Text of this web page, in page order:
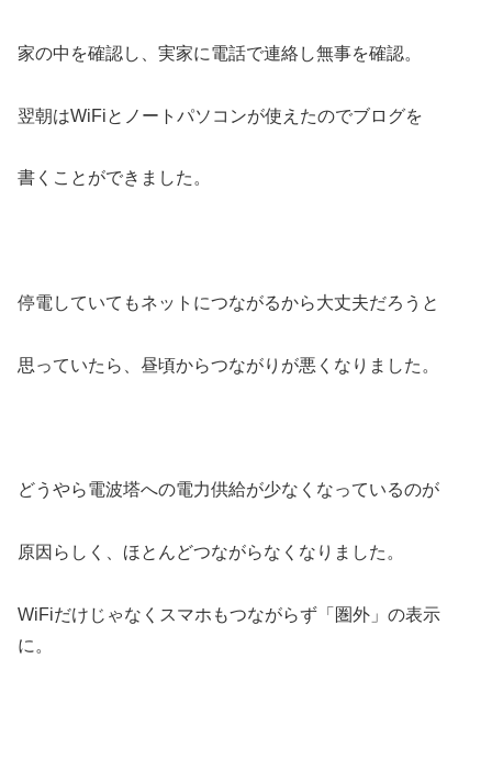
家の中を確認し、実家に電話で連絡し無事を確認。
翌朝はWiFiとノートパソコンが使えたのでブログを
書くことができました。
停電していてもネットにつながるから大丈夫だろうと
思っていたら、昼頃からつながりが悪くなりました。
どうやら電波塔への電力供給が少なくなっているのが
原因らしく、ほとんどつながらなくなりました。
WiFiだけじゃなくスマホもつながらず「圏外」の表示
に。